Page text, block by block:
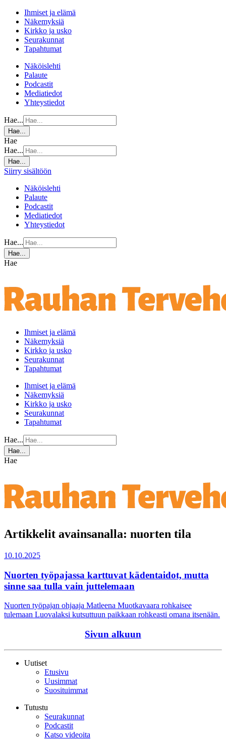
Ihmiset ja elämä
Näkemyksiä
Kirkko ja usko
Seurakunnat
Tapahtumat
Näköislehti
Palaute
Podcastit
Mediatiedot
Yhteystiedot
Hae...
Hae...
Hae
Hae...
Hae...
Siirry sisältöön
Näköislehti
Palaute
Podcastit
Mediatiedot
Yhteystiedot
Hae...
Hae...
Hae
Ihmiset ja elämä
Näkemyksiä
Kirkko ja usko
Seurakunnat
Tapahtumat
Ihmiset ja elämä
Näkemyksiä
Kirkko ja usko
Seurakunnat
Tapahtumat
Hae...
Hae...
Hae
Artikkelit avainsanalla: nuorten tila
10.10.2025
Nuorten työpajassa karttuvat kädentaidot, mutta
sinne saa tulla vain juttelemaan
Nuorten työpajan ohjaaja Matleena Muotkavaara rohkaisee
tulemaan Luovalaksi kutsuttuun paikkaan rohkeasti omana itsenään.
Sivun alkuun
Uutiset
Etusivu
Uusimmat
Suosituimmat
Tutustu
Seurakunnat
Podcastit
Katso videoita